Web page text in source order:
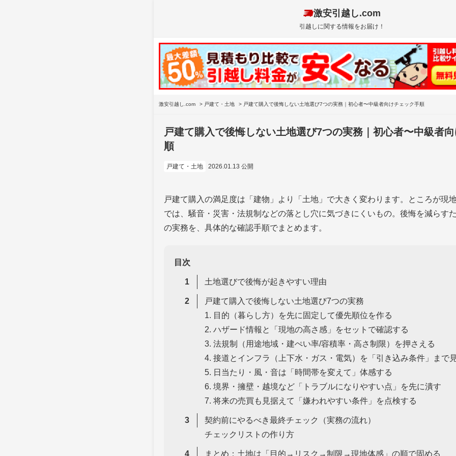
激安引越し.com
引越しに関する情報をお届け！
激安引越し.com > 戸建て・土地 > 戸建て購入で後悔しない土地選び7つの実務｜初心者〜中級者向けチェック手順
戸建て購入で後悔しない土地選び7つの実務｜初心者〜中級者
順
戸建て・土地 2026.01.13 公開
戸建て購入の満足度は「建物」より「土地」で大きく変わります。ところが現
では、騒音・災害・法規制などの落とし穴に気づきにくいもの。後悔を減らす
の実務を、具体的な確認手順でまとめます。
目次
土地選びで後悔が起きやすい理由
戸建て購入で後悔しない土地選び7つの実務
1. 目的（暮らし方）を先に固定して優先順位を作る
2. ハザード情報と「現地の高さ感」をセットで確認する
3. 法規制（用途地域・建ぺい率/容積率・高さ制限）を押さえる
4. 接道とインフラ（上下水・ガス・電気）を「引き込み条件」まで
5. 日当たり・風・音は「時間帯を変えて」体感する
6. 境界・擁壁・越境など「トラブルになりやすい点」を先に潰す
7. 将来の売買も見据えて「嫌われやすい条件」を点検する
契約前にやるべき最終チェック（実務の流れ）
チェックリストの作り方
まとめ：土地は「目的→リスク→制限→現地体感」の順で固める